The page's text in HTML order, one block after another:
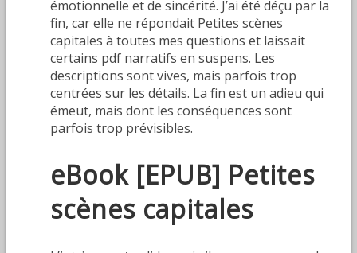
émotionnelle et de sincérité. J’ai été déçu par la
fin, car elle ne répondait Petites scènes
capitales à toutes mes questions et laissait
certains pdf narratifs en suspens. Les
descriptions sont vives, mais parfois trop
centrées sur les détails. La fin est un adieu qui
émeut, mais dont les conséquences sont
parfois trop prévisibles.
eBook [EPUB] Petites
scènes capitales